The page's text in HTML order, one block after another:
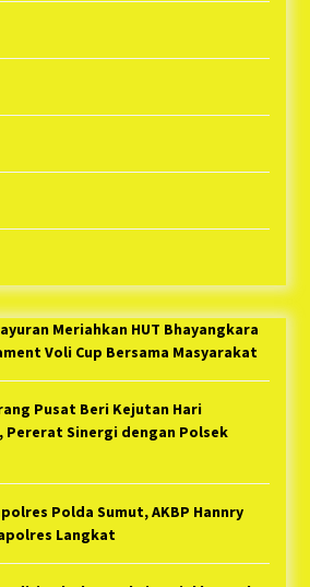
Meriahkan HUT Bhayangkara
Voli Cup Bersama Masyarakat
Pusat Beri Kejutan Hari
Pererat Sinergi dengan Polsek
Polda Sumut, AKBP Hannry
Langkat